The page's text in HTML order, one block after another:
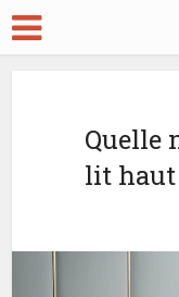
Quelle
lit haut